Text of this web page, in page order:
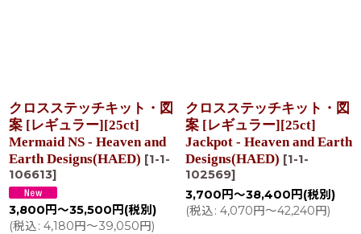
クロスステッチキット・図
案 [レギュラー][25ct]
Mermaid NS - Heaven and
Earth Designs(HAED) [1-1-
106613]
3,800 円～35,500 円 (税別)
(税込: 4,180円～39,050円)
クロスステッチキット・図
案 [レギュラー][25ct]
Jackpot - Heaven and Earth
Designs(HAED) [1-1-
102569]
3,700 円～38,400 円 (税別)
(税込: 4,070円～42,240円)